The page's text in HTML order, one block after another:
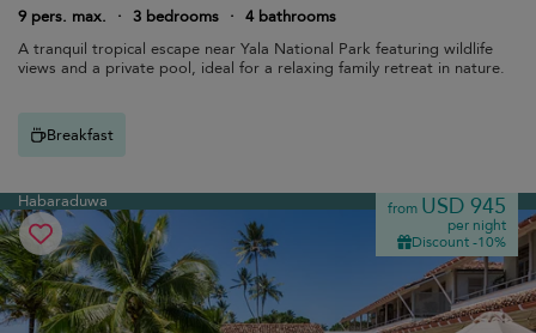
9 pers. max.
· 3 bedrooms · 4 bathrooms
A tranquil tropical escape near Yala National Park featuring wildlife
views and a private pool, ideal for a relaxing family retreat in nature.
Breakfast
Habaraduwa from USD 945
per night
Discount -10%